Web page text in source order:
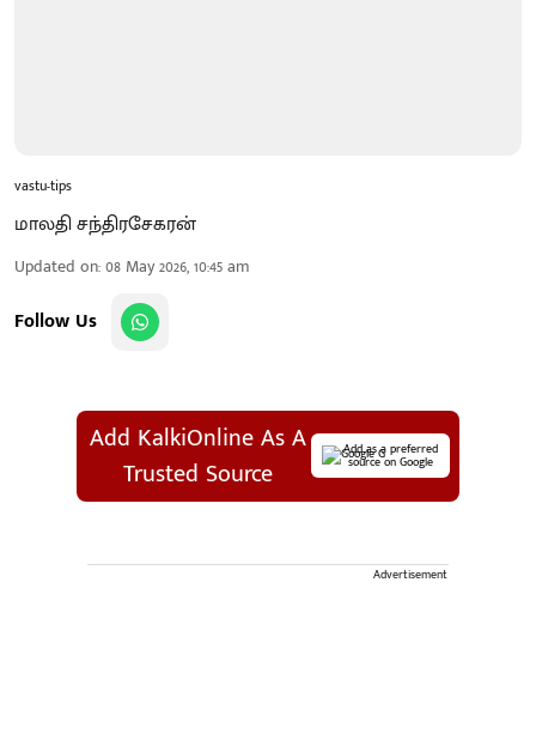
vastu-tips
மாலதி சந்திரசேகரன்
Updated on:08 May 2026, 10:45 am
Follow Us
Add KalkiOnline As A
Trusted Source
Add as a preferred
source on Google
Advertisement